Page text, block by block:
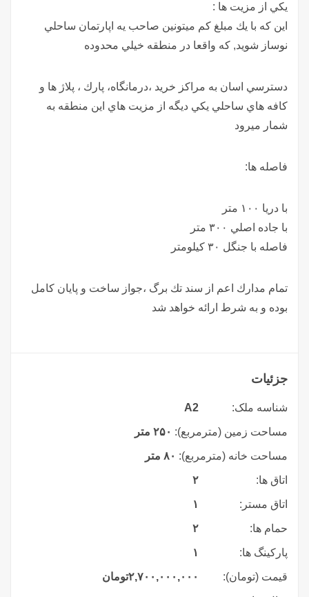
يكي از مزيت ها :
اين كه با يك مبلغ كم ميتونين صاحب يه اپارتمان ساحلي
نوساز شويد, كه واقعا در منطقه خيلي محدوده
دسترسي اسان به مراكز خريد ،درمانگاه، پارك ، پلاژ ها و
كافه هاي ساحلي يكي ديگه از مزيت هاي اين منطقه به
شمار ميرود
فاصله ها:
با دريا ١٠٠ متر
با جاده اصلي ٣٠٠ متر
فاصله با جنگل ٣٠ كيلومتر
تمام مدارك اعم از سند تك برگ ،جواز ساخت و پايان كامل
بوده و به شرط ارائه خواهد شد
جزئیات
شناسه ملک: A2
مساحت زمین (مترمربع): ۲۵۰ متر
مساحت خانه (مترمربع): ٨٠ متر
اتاق ها: ۲
اتاق مستر: ۱
حمام ها: ۲
پارکینگ ها: ۱
قیمت (تومان): ۲,۷۰۰,۰۰۰,۰۰۰تومان